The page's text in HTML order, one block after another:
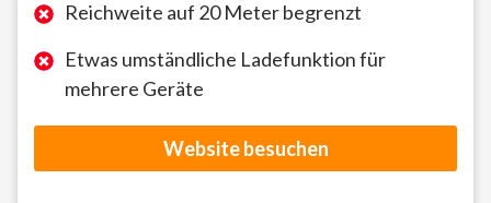
Reichweite auf 20 Meter begrenzt
Etwas umständliche Ladefunktion für
mehrere Geräte
Website besuchen